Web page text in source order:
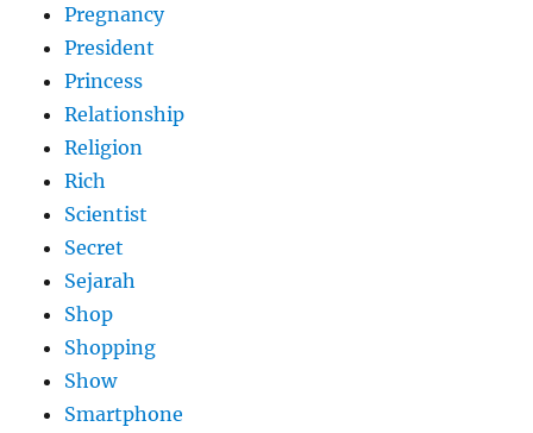
Pregnancy
President
Princess
Relationship
Religion
Rich
Scientist
Secret
Sejarah
Shop
Shopping
Show
Smartphone